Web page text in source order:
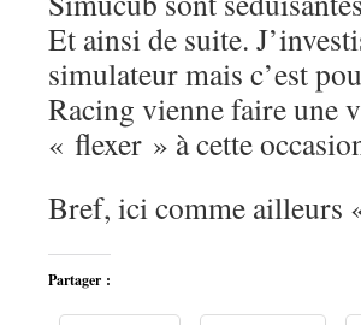
Et ainsi de suite.
simulateur mais c’est
Racing vienne faire une
« flexer » à cette
Bref, ici comme
Partager :